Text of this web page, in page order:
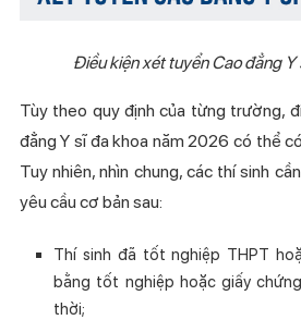
Điều kiện xét tuyển Cao đẳng
Tùy theo quy định của từng trường,
đẳng Y sĩ đa khoa năm 2026 có thể
Tuy nhiên, nhìn chung, các thí sinh
yêu cầu cơ bản sau:
Thí sinh đã tốt nghiệp THPT
bằng tốt nghiệp hoặc giấy
thời;